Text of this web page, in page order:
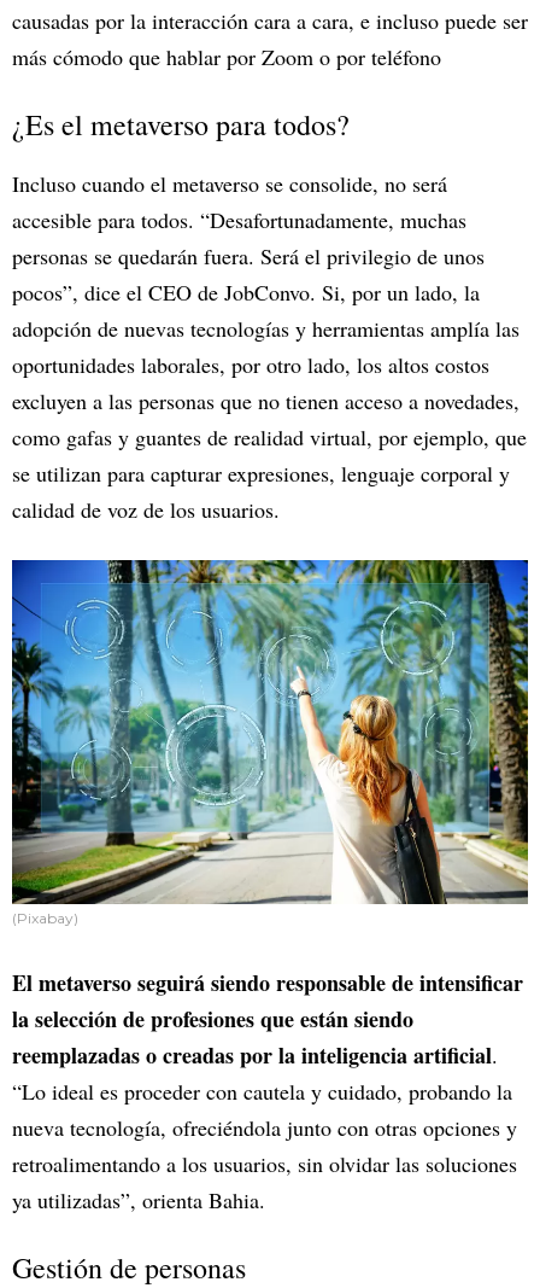
causadas por la interacción cara a cara, e incluso puede ser
más cómodo que hablar por Zoom o por teléfono
¿Es el metaverso para todos?
Incluso cuando el metaverso se consolide, no será
accesible para todos. “Desafortunadamente, muchas
personas se quedarán fuera. Será el privilegio de unos
pocos”, dice el CEO de JobConvo. Si, por un lado, la
adopción de nuevas tecnologías y herramientas amplía las
oportunidades laborales, por otro lado, los altos costos
excluyen a las personas que no tienen acceso a novedades,
como gafas y guantes de realidad virtual, por ejemplo, que
se utilizan para capturar expresiones, lenguaje corporal y
calidad de voz de los usuarios.
(Pixabay)
El metaverso seguirá siendo responsable de intensificar
la selección de profesiones que están siendo
reemplazadas o creadas por la inteligencia artificial.
“Lo ideal es proceder con cautela y cuidado, probando la
nueva tecnología, ofreciéndola junto con otras opciones y
retroalimentando a los usuarios, sin olvidar las soluciones
ya utilizadas”, orienta Bahia.
Gestión de personas